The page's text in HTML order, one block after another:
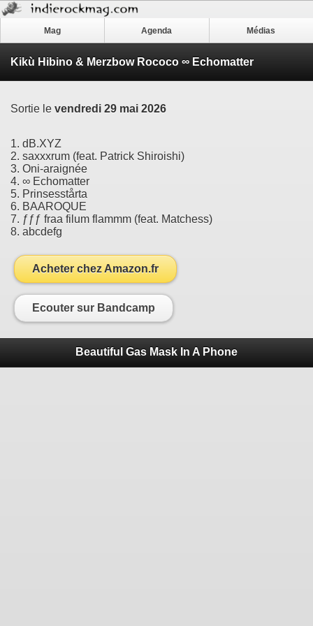
Mag Agenda Médias
Kikù Hibino & Merzbow Rococo ∞ Echomatter
Sortie le vendredi 29 mai 2026
1. dB.XYZ
2. saxxxrum (feat. Patrick Shiroishi)
3. Oni-araignée
4. ∞ Echomatter
5. Prinsesstårta
6. BAAROQUE
7. ƒƒƒ fraa filum flammm (feat. Matchess)
8. abcdefg
Acheter chez Amazon.fr
Ecouter sur Bandcamp
Beautiful Gas Mask In A Phone